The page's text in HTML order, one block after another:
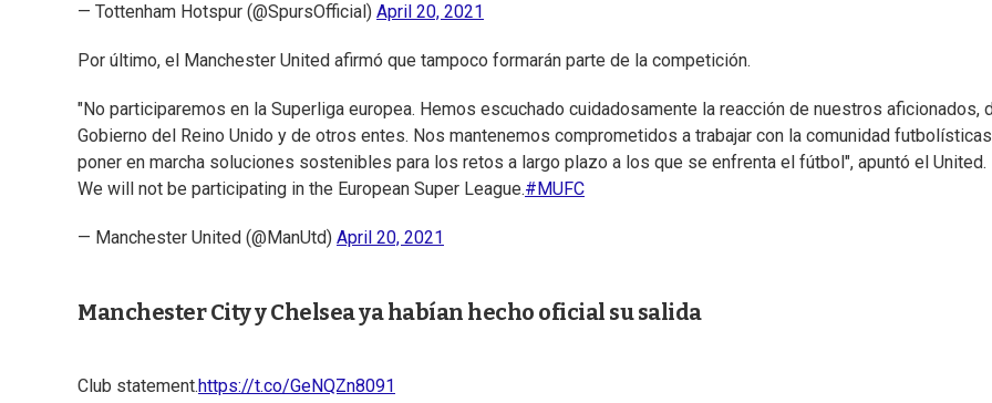
— Tottenham Hotspur (@SpursOfficial) April 20, 2021
Por último, el Manchester United afirmó que tampoco formarán parte de la competición.
"No participaremos en la Superliga europea. Hemos escuchado cuidadosamente la reacción de nuestros aficionados,
Gobierno del Reino Unido y de otros entes. Nos mantenemos comprometidos a trabajar con la comunidad
poner en marcha soluciones sostenibles para los retos a largo plazo a los que se enfrenta el fútbol", apuntó el United.
We will not be participating in the European Super League.#MUFC
— Manchester United (@ManUtd) April 20, 2021
Manchester City y Chelsea ya habían hecho oficial su salida
Club statement.https://t.co/GeNQZn8091